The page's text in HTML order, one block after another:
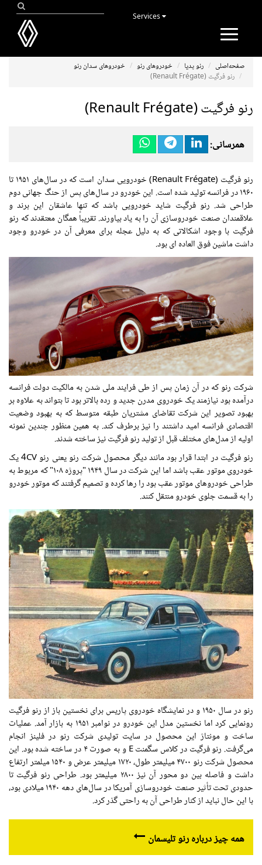
Toggle
صفحه‌اصلی رنو پدیا خودروهای رنو
خودروهای سدان رنو
رنو فرگیت (Renault Frégate)
رنو فرگیت (Renault Frégate)
همرسانی:
رنوفرگیت (Renault Frégate) خودرویی سدان است که در سال‌های ۱۹۵۱تا
۱۹۶۰در فرانسهتولید شدهاست. این خودرو در سال‌های پس ازحنگ جهانی دوم
طراحی شد. رنوفرگیت شاید خودرویی باشد که تنها عاشقان این برند و
علاقمندان صنعت خودروسازی آن را به یاد بیاورند. تقریباً همگان معتقدند که رنو
فرگیت باوجود اشکالاتی که به دلیلعجله برای معرفی آن در خودرو وجود
داشت ماشینفوق العادهایبود.
شرکت رنو که در آن زمان پس از طی فرایند ملی شدن به مالکیت دولت فرانسه
درآمده بود نیازمند یک خودروی مدرنجدید و رده بالاتر بود تا بتواند به علاوه بر
بهبود تصویر این شرکت تقاضای مشتریان طبقه متوسطکه به بهبود وضعیت
اقتصادی فرانسه امید داشتند را نیز برطرف کند. به همین منظور چندین نمونه
اولیه از مدل‌هایمختلفقبلاز تولید رنوفرگیتنیز ساخته شدند.
رنوفرگیتدرابتداقراربود مانند دیگرمحصول
شرکت رنو یعنی رنو 4CV یک
خودرویموتور عقبباشدامااین شرکتدر سال۱۹۴۹"پروژه ۱۰۸" که مربوطبه
طراحی خودروهایموتور عقببود را رها کرده و تصمیم گرفتند که موتور خودرو
را به قسمت جلوی خودرو منتقل کنند.
رنو در سال ۱۹۵۰و در نمایشگاه خودروی پاریس براینخستین بازاز رنوفرگیت
رونمایی کرداما نخستین مدل این خودرو در نوامبر۱۹۵۱ به بازار آمد. عملیات
ساخت و مونتاژ این محصول در سایت تولیدی شرکت رنو در فلینزانجام
می‌گرفت. رنوفرگیتدر کلاس سگمنتE و به صورت۴ در ساخته شدهبود. این
محصول شرکت رنو۴۷۰۰میلیمترطول،۱۷۲۰ میلیمترعرضو۱۵۴۰میلمترارتفاع
داشت و فاصله بین دو محور آن نیز۲۸۰۰ میلیمتر بود. طراحی رنو فرگیت تا
حدودیتحتتأثیرصنعت خودروسازیآمریکادر سال‌های دهه ۱۹۴۰میلادی بود،
با این حال نباید از کنار طراحی آن به راحتی گذر کرد.
همه چیز درباره رنوتلیسمان